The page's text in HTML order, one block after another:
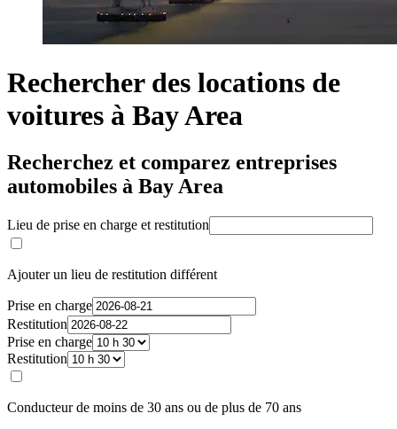
Rechercher des locations de
voitures à Bay Area
Recherchez et comparez entreprises
automobiles à Bay Area
Lieu de prise en charge et restitution
Ajouter un lieu de restitution différent
Prise en charge
Restitution
Prise en charge
Restitution
Conducteur de moins de 30 ans ou de plus de 70 ans